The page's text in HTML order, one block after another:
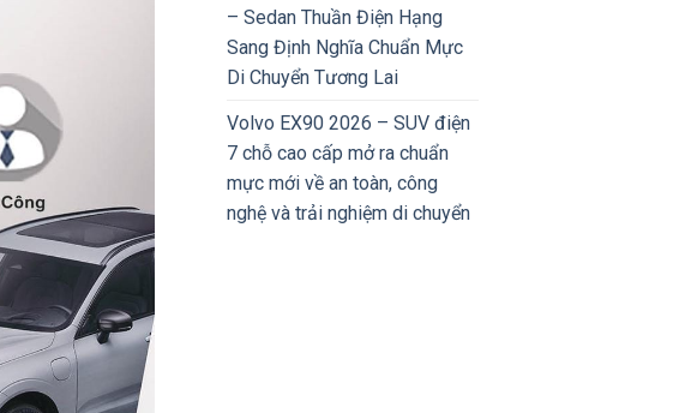
– Sedan Thuần Điện Hạng
Sang Định Nghĩa Chuẩn Mực
Di Chuyển Tương Lai
Volvo EX90 2026 – SUV điện
7 chỗ cao cấp mở ra chuẩn
mực mới về an toàn, công
nghệ và trải nghiệm di chuyển